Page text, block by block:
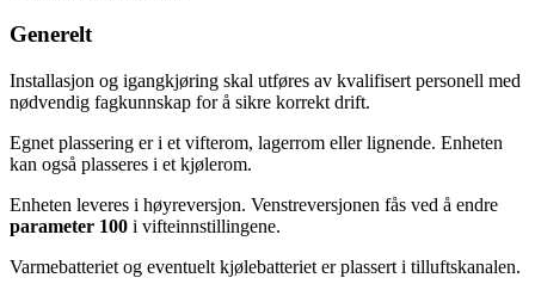
Generelt
Installasjon og igangkjøring skal utføres av kvalifisert personell med
nødvendig fagkunnskap for å sikre korrekt drift.
Egnet plassering er i et vifterom, lagerrom eller lignende. Enheten
kan også plasseres i et kjølerom.
Enheten leveres i høyreversjon. Venstreversjonen fås ved å endre
parameter 100 i vifteinnstillingene.
Varmebatteriet og eventuelt kjølebatteriet er plassert i tilluftskanalen.